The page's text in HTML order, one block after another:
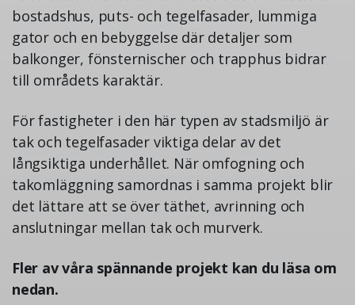
bostadshus, puts- och tegelfasader, lummiga
gator och en bebyggelse där detaljer som
balkonger, fönsternischer och trapphus bidrar
till områdets karaktär.
För fastigheter i den här typen av stadsmiljö är
tak och tegelfasader viktiga delar av det
långsiktiga underhållet. När omfogning och
takomläggning samordnas i samma projekt blir
det lättare att se över täthet, avrinning och
anslutningar mellan tak och murverk.
Fler av våra spännande projekt kan du läsa om
nedan.